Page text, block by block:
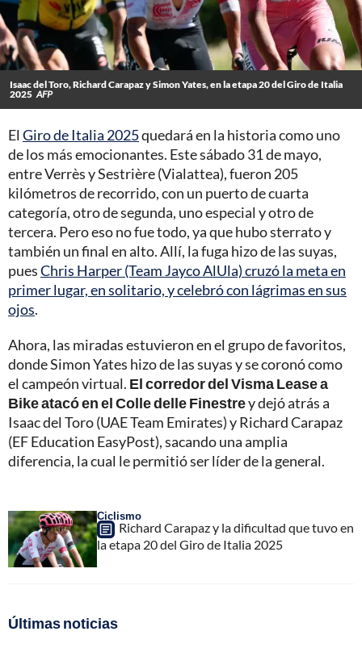
Isaac del Toro, Richard Carapaz y Simon Yates, en la etapa 20 del Giro de Italia
2025 AFP
El Giro de Italia 2025quedará en la historia como uno
de los más emocionantes. Este sábado 31 de mayo,
entre Verrès y Sestrière (Vialattea), fueron 205
kilómetros de recorrido, con un puerto de cuarta
categoría, otro de segunda, uno especial y otro de
tercera. Pero eso no fue todo, ya que hubo sterrato y
también un final en alto. Allí, la fuga hizo de las suyas,
puesChris Harper (Team Jayco AlUla) cruzó la meta en
primer lugar, en solitario, y celebró con lágrimas en sus
ojos.
Ahora, las miradas estuvieron en el grupo de favoritos,
donde Simon Yates hizo de las suyas y se coronó como
el campeón virtual. El corredor del Visma Lease a
Bike atacó en el Colle delle Finestrey dejó atrás a
Isaac del Toro (UAE Team Emirates) y Richard Carapaz
(EF Education EasyPost), sacando una amplia
diferencia, la cual le permitió ser líder de la general.
Ciclismo
Richard Carapaz y la dificultad que tuvo en
la etapa 20 del Giro de Italia 2025
Últimas noticias